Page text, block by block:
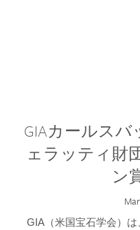
GIAカールス
ェラッティ財
ン
GIA（米国宝石学会）